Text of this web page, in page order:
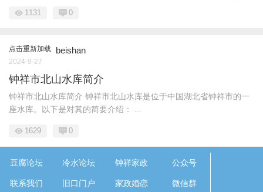
1131 0
点击重新加载 beishan
2024-9-27
钟祥市北山水库简介
钟祥市北山水库简介 钟祥市北山水库是位于中国湖北省钟祥市的一
座水库。以下是对其的简要介绍： ...
1629 0
豆腐论坛 冷水论坛 钟祥家政 公众号
联系我们 旧口门户 家政婚恋 微信群